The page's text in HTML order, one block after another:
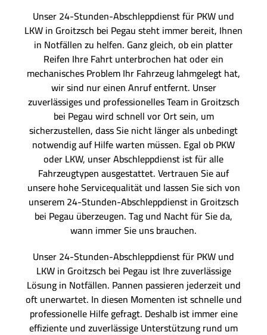
Unser 24-Stunden-Abschleppdienst für PKW und
LKW in Groitzsch bei Pegau steht immer bereit, Ihnen
in Notfällen zu helfen. Ganz gleich, ob ein platter
Reifen Ihre Fahrt unterbrochen hat oder ein
mechanisches Problem Ihr Fahrzeug lahmgelegt hat,
wir sind nur einen Anruf entfernt. Unser
zuverlässiges und professionelles Team in Groitzsch
bei Pegau wird schnell vor Ort sein, um
sicherzustellen, dass Sie nicht länger als unbedingt
notwendig auf Hilfe warten müssen. Egal ob PKW
oder LKW, unser Abschleppdienst ist für alle
Fahrzeugtypen ausgestattet. Vertrauen Sie auf
unsere hohe Servicequalität und lassen Sie sich von
unserem 24-Stunden-Abschleppdienst in Groitzsch
bei Pegau überzeugen. Tag und Nacht für Sie da,
wann immer Sie uns brauchen.
Unser 24-Stunden-Abschleppdienst für PKW und
LKW in Groitzsch bei Pegau ist Ihre zuverlässige
Lösung in Notfällen. Pannen passieren jederzeit und
oft unerwartet. In diesen Momenten ist schnelle und
professionelle Hilfe gefragt. Deshalb ist immer eine
effiziente und zuverlässige Unterstützung rund um